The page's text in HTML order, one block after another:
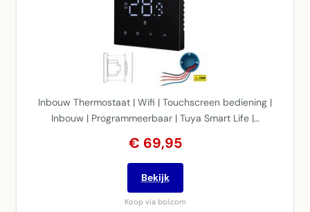
Inbouw Thermostaat | Wifi | Touchscreen bediening |
Inbouw | Programmeerbaar | Tuya Smart Life |…
€ 69,95
Bekijk
Koop via bol.com